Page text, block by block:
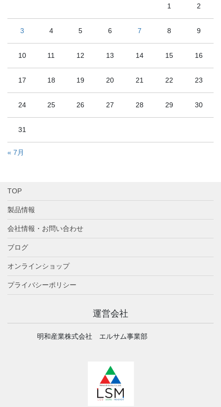
1 2
3 4 5 6 7 8 9
10 11 12 13 14 15 16
17 18 19 20 21 22 23
24 25 26 27 28 29 30
31
« 7月
TOP
製品情報
会社情報・お問い合わせ
ブログ
オンラインショップ
プライバシーポリシー
運営会社
明和産業株式会社 エルサム事業部